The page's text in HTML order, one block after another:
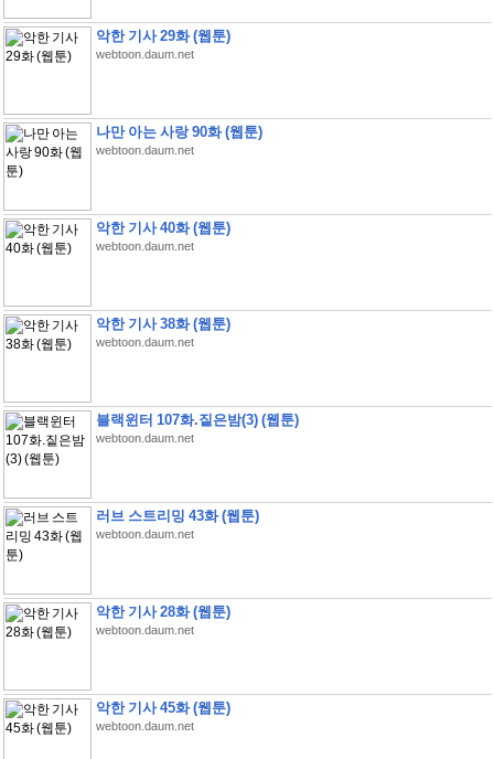
악한 기사 29화 (웹툰)
webtoon.daum.net
나만 아는 사랑 90화 (웹툰)
webtoon.daum.net
악한 기사 40화 (웹툰)
webtoon.daum.net
악한 기사 38화 (웹툰)
webtoon.daum.net
블랙윈터 107화.짙은밤(3) (웹툰)
webtoon.daum.net
러브 스트리밍 43화 (웹툰)
webtoon.daum.net
악한 기사 28화 (웹툰)
webtoon.daum.net
악한 기사 45화 (웹툰)
webtoon.daum.net